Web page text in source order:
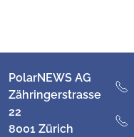
PolarNEWS AG
Zähringerstrasse
22
8001 Zürich